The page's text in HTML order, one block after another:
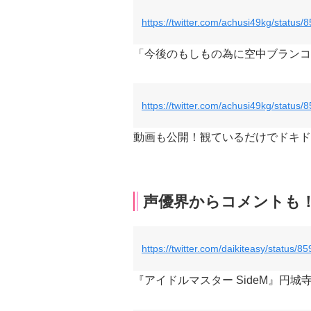
https://twitter.com/achusi49kg/status/
「今後のもしもの為に空中ブラン
https://twitter.com/achusi49kg/status/
動画も公開！観ているだけでドキ
声優界からコメントも
https://twitter.com/daikiteasy/status/
『アイドルマスター SideM』円城